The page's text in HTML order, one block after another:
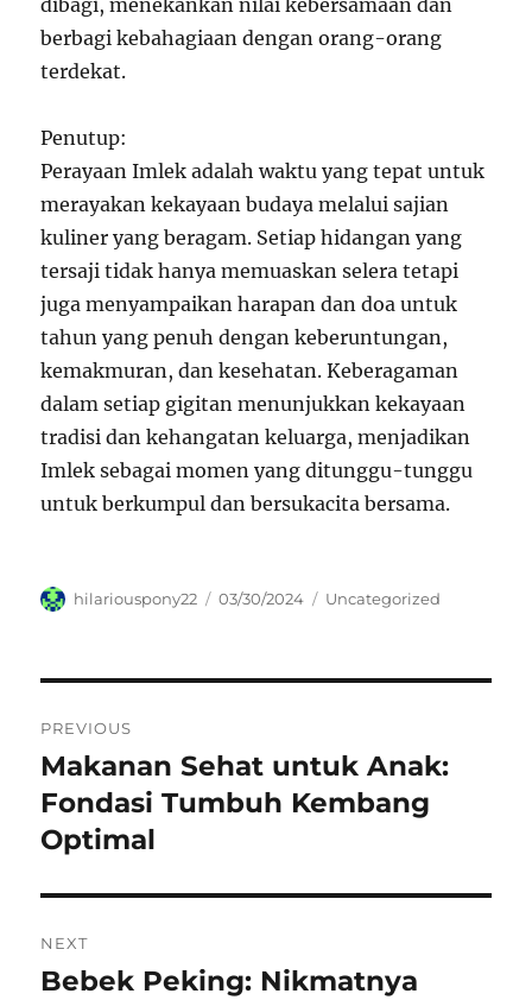
dibagi, menekankan nilai kebersamaan dan
berbagi kebahagiaan dengan orang-orang
terdekat.
Penutup:
Perayaan Imlek adalah waktu yang tepat untuk
merayakan kekayaan budaya melalui sajian
kuliner yang beragam. Setiap hidangan yang
tersaji tidak hanya memuaskan selera tetapi
juga menyampaikan harapan dan doa untuk
tahun yang penuh dengan keberuntungan,
kemakmuran, dan kesehatan. Keberagaman
dalam setiap gigitan menunjukkan kekayaan
tradisi dan kehangatan keluarga, menjadikan
Imlek sebagai momen yang ditunggu-tunggu
untuk berkumpul dan bersukacita bersama.
Author
hilariouspony22
Posted
03/30/2024 Categories
Uncategorized
pos
PREVIOUS
Previous
post:
Makanan Sehat untuk Anak:
Fondasi Tumbuh Kembang
Optimal
NEXT
Next
Bebek Peking: Nikmatnya